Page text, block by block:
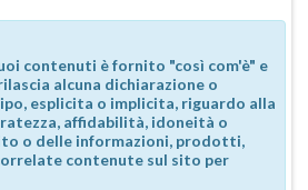
contenuti è fornito "così com'è" e
alcuna dichiarazione o
esplicita o implicita, riguardo alla
affidabilità, idoneità o
o delle informazioni, prodotti,
contenute sul sito per